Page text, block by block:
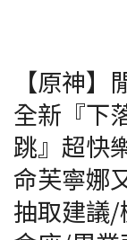
【原神
全新『下
跳』超快
命芙寧娜
抽取建議